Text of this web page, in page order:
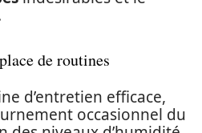
de routines
d’entretien efficace,
occasionnel du